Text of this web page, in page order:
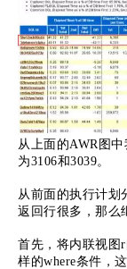
从上面的AWR图
为3106和3039。
从前面的执行计划
返回行很多，那么
首先，将内联视图r
样的where条件，